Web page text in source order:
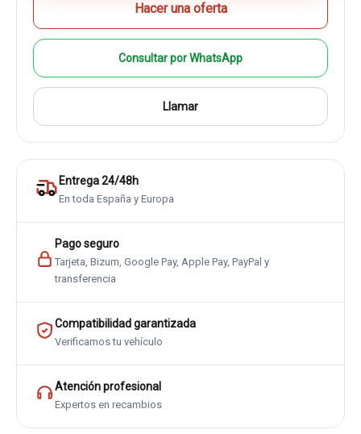
Hacer una oferta
Consultar por WhatsApp
Llamar
Entrega 24/48h
En toda España y Europa
Pago seguro
Tarjeta, Bizum, Google Pay, Apple Pay, PayPal y
transferencia
Compatibilidad garantizada
Verificamos tu vehículo
Atención profesional
Expertos en recambios